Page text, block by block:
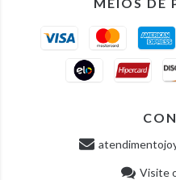
Visite